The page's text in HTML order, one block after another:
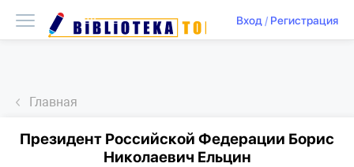
Вход/ Регистрация
Главная
Президент Российской Федерации Борис
Николаевич Ельцин